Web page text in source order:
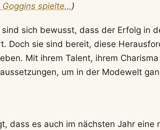
Goggins spielte…)
sich bewusst, dass der Erfolg in
Doch sie sind bereit, diese
Mit ihrem Talent, ihrem
um in der Modewelt
dass es auch im nächsten Jahr eine